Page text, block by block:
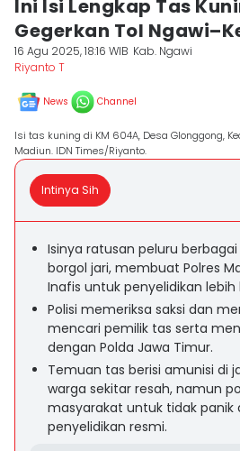
Ini Isi Lengkap Tas
Gegerkan Tol
16 Agu 2025, 18:16 WIB Kab. Ngawi
Riyanto T
News Channel
Isi tas kuning di KM 604A, Desa Glonggong,
Madiun. IDN Times/Riyanto.
Intinya Sih
Isinya ratusan peluru
borgol jari, membuat Polres
Inafis untuk penyelidikan lebih
Polisi memeriksa saksi dan
mencari pemilik tas serta
dengan Polda Jawa Timur.
Temuan tas berisi amunisi di
warga sekitar resah, namun
masyarakat untuk tidak panik
penyelidikan resmi.